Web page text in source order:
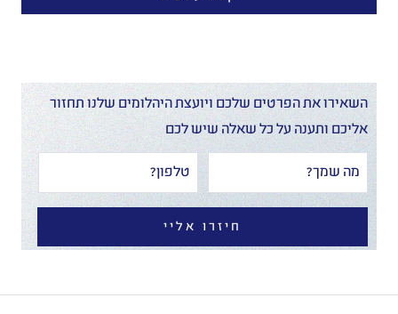
השאירו את הפרטים שלכם ויועצת היהלומים שלנו תחזור
אליכם ותענה על כל שאלה שיש לכם
חיזרו אליי